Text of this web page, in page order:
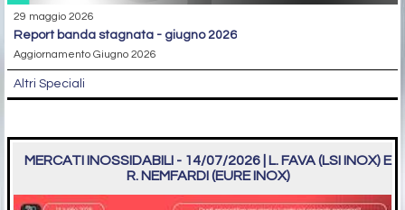
29 maggio 2026
report banda stagnata - giugno 2026
Aggiornamento Giugno 2026
Altri Speciali
MERCATI INOSSIDABILI - 14/07/2026 | L. FAVA (LSI INOX) E
R. NEMFARDI (EURE INOX)